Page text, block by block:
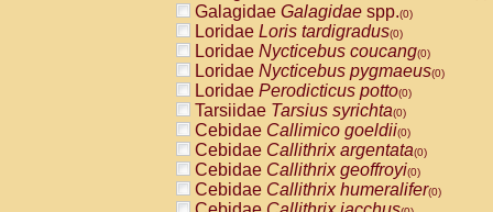
Galagidae Galagidae spp.(0)
Loridae Loris tardigradus(0)
Loridae Nycticebus coucang(0)
Loridae Nycticebus pygmaeus(0)
Loridae Perodicticus potto(0)
Tarsiidae Tarsius syrichta(0)
Cebidae Callimico goeldii(0)
Cebidae Callithrix argentata(0)
Cebidae Callithrix geoffroyi(0)
Cebidae Callithrix humeralifer(0)